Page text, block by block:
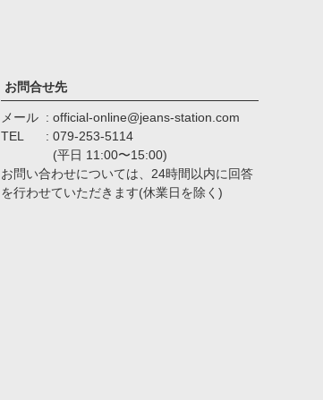
お問合せ先
メール
official-online@jeans-station.com
TEL
079-253-5114
(平日 11:00〜15:00)
お問い合わせについては、24時間以内に回答
を行わせていただきます(休業日を除く)